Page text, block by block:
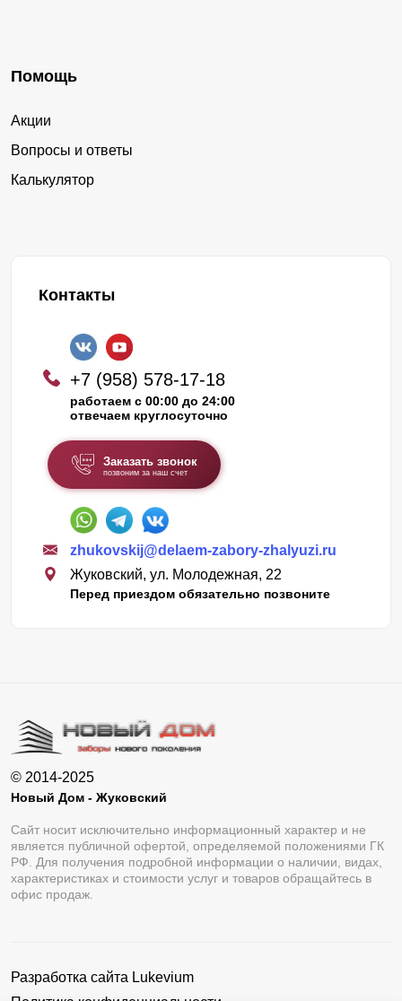
Помощь
Акции
Вопросы и ответы
Калькулятор
Контакты
+7 (958) 578-17-18
работаем с 00:00 до 24:00
отвечаем круглосуточно
Заказать звонок
позвоним за наш счет
zhukovskij@delaem-zabory-zhalyuzi.ru
Жуковский, ул. Молодежная, 22
Перед приездом обязательно позвоните
© 2014-2025
Новый Дом - Жуковский
Сайт носит исключительно информационный характер и не
является публичной офертой, определяемой положениями ГК
РФ. Для получения подробной информации о наличии, видах,
характеристиках и стоимости услуг и товаров обращайтесь в
офис продаж.
Разработка сайта Lukevium